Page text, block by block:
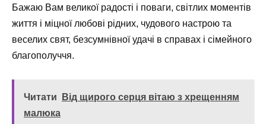
Бажаю Вам великої радості і поваги, світлих моментів
життя і міцної любові рідних, чудового настрою та
веселих свят, безсумнівної удачі в справах і сімейного
благополуччя.
Читати
Від щирого серця вітаю з хрещенням
малюка